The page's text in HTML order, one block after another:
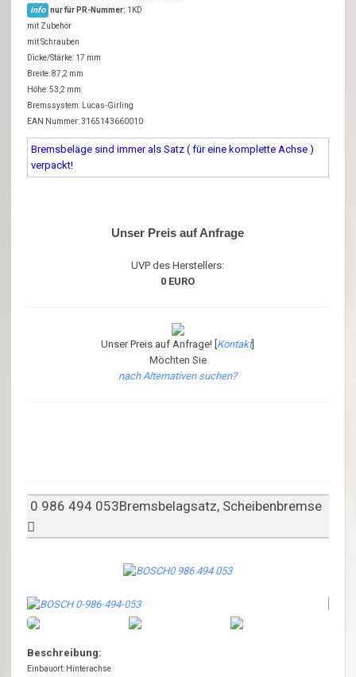
info nur für PR-Nummer: 1KD
mit Zubehör
mit Schrauben
Dicke/Stärke: 17 mm
Breite: 87,2 mm
Höhe: 53,2 mm
Bremssystem: Lucas-Girling
EAN Nummer: 3165143660010
Bremsbeläge sind immer als Satz ( für eine komplette Achse )
verpackt!
Unser Preis auf Anfrage
UVP des Herstellers:
0 EURO
Unser Preis auf Anfrage! [ Kontakt]
Möchten Sie
nach Alternativen suchen?
0 986 494 053Bremsbelagsatz, Scheibenbremse
Beschreibung:
Einbauort: Hinterachse